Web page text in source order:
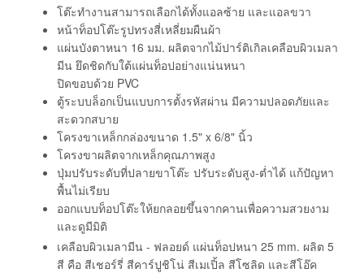
โต๊ะทำงานสามารถเลือกได้ทั้งแอลซ้าย และแอลขวา
หน้าท็อปโต๊ะรูปทรงสี่เหลี่ยมผืนผ้า
แผ่นบังตาหนา 16 มม. ผลิตจากไม้ปาร์ติเกิลเคลือบผิวเมลา
มีน ยึดชิดกับใต้แผ่นท็อปอย่างแน่นหนา
ปิดขอบด้วย PVC
ตู้ระบบล็อกเป็นแบบการตั้งรหัสผ่าน มีความปลอดภัยและ
สะดวกสบาย
โครงขาเหล็กกล่องขนาด 1.5" x 6/8" นิ้ว
โครงขาผลิตจากเหล็กคุณภาพสูง
ปุ่มปรับระดับที่ปลายขาโต๊ะ ปรับระดับสูง-ต่ำได้ แก้ปัญหา
พื้นไม่เรียบ
ออกแบบท็อปโต๊ะให้ยกลอยขึ้นจากคานเพื่อความสวยงาม
และดูมีมิติ
เคลือบผิวเมลามีน - ฟลอยด์ แผ่นท็อปหนา 25 mm. ผลิต 5
สี คือ สีเชอร์รี่ สีคาร์ปูชิโน่ สีเมเปิ้ล สีโซลิด และสีโอ๊ค